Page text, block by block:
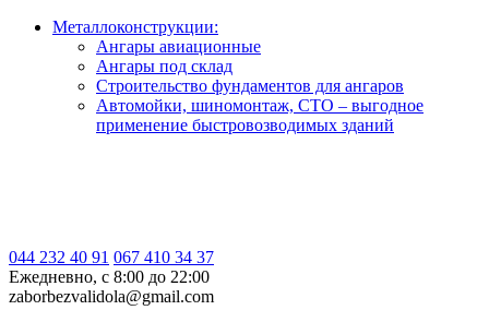
Металлоконструкции:
Ангары авиационные
Ангары под склад
Строительство фундаментов для ангаров
Автомойки, шиномонтаж, СТО – выгодное
применение быстровозводимых зданий
044 232 40 91 067 410 34 37
Ежедневно, с 8:00 до 22:00
zaborbezvalidola@gmail.com